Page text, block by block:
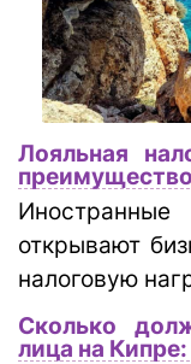
Лояльная
открывают
налоговую
Сколько
лица на Кипре: